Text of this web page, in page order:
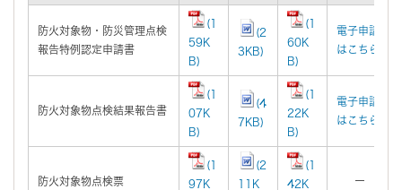
防火対象物・防災管理点検
報告特例認定申請書
(1
59K
B)
(2
3KB)
(1
60K
B)
電子申請
はこちら
防火対象物点検結果報告書
(1
07K
B)
(4
7KB)
(1
22K
B)
電子申請
はこちら
防火対象物点検票
(1
97K
(2
11K
(1
42K
ー